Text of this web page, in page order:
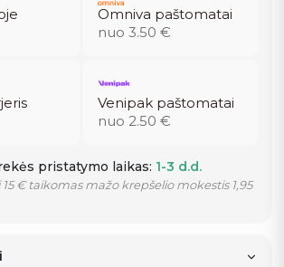
Omniva paštomatai
nuo 3.50 €
Venipak paštomatai
nuo 2.50 €
pristatymo laikas: 1-3 d.d.
€ taikomas mažo krepšelio mokestis 1,95